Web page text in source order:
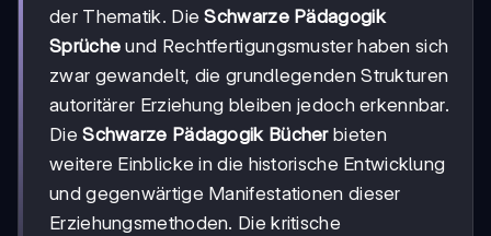
der Thematik. DieSchwarze Pädagogik
Sprüche und Rechtfertigungsmuster haben sich
zwar gewandelt, die grundlegenden Strukturen
autoritärer Erziehung bleiben jedoch erkennbar.
DieSchwarze Pädagogik Bücherbieten
weitere Einblicke in die historische Entwicklung
und gegenwärtige Manifestationen dieser
Erziehungsmethoden. Die kritische